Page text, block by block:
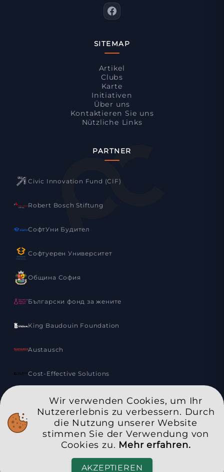
Wir verwenden Cookies, um Ihr
Nutzererlebnis zu verbessern. Durch
die Nutzung unserer Website
stimmen Sie der Verwendung von
Cookies zu. Mehr erfahren.
AKZEPTIEREN
SITEMAP
Artikel
Clubs
Karte
Initiativen
Über uns
Kontaktieren Sie uns
Nützliche Links
PARTNER
Civic Innovation Fund (CIF)
Robert Bosch Stiftung
СофтУни Будител
Софтуерен Университет
Община София
Български фонд за жените
King Baudouin Foundation
Austausch
Cost-Effective Solutions
Small Grants
Gemeinnützige Organisation, eingetragen
zum öffentlichen Nutzen|UIC